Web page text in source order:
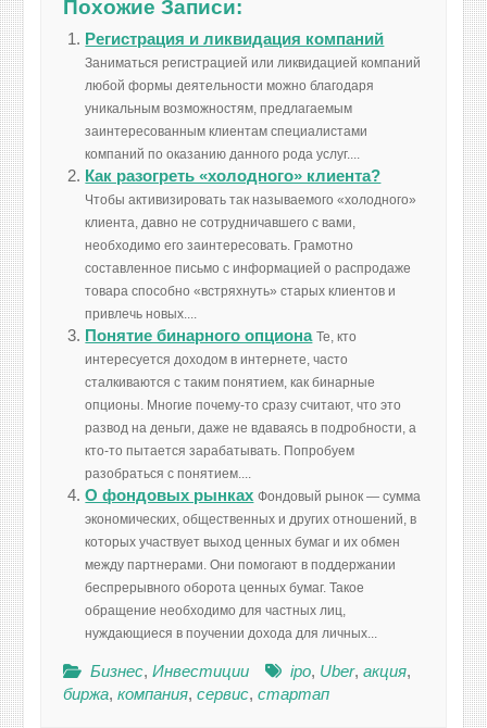
Похожие Записи:
Регистрация и ликвидация компаний
Заниматься регистрацией или ликвидацией компаний
любой формы деятельности можно благодаря
уникальным возможностям, предлагаемым
заинтересованным клиентам специалистами
компаний по оказанию данного рода услуг....
Как разогреть «холодного» клиента?
Чтобы активизировать так называемого «холодного»
клиента, давно не сотрудничавшего с вами,
необходимо его заинтересовать. Грамотно
составленное письмо с информацией о распродаже
товара способно «встряхнуть» старых клиентов и
привлечь новых....
Понятие бинарного опциона Те, кто
интересуется доходом в интернете, часто
сталкиваются с таким понятием, как бинарные
опционы. Многие почему-то сразу считают, что это
развод на деньги, даже не вдаваясь в подробности, а
кто-то пытается зарабатывать. Попробуем
разобраться с понятием....
О фондовых рынках Фондовый рынок — сумма
экономических, общественных и других отношений, в
которых участвует выход ценных бумаг и их обмен
между партнерами. Они помогают в поддержании
беспрерывного оборота ценных бумаг. Такое
обращение необходимо для частных лиц,
нуждающиеся в поучении дохода для личных...
Бизнес,Инвестиции ipo, Uber,акция,
биржа,компания,сервис,стартап